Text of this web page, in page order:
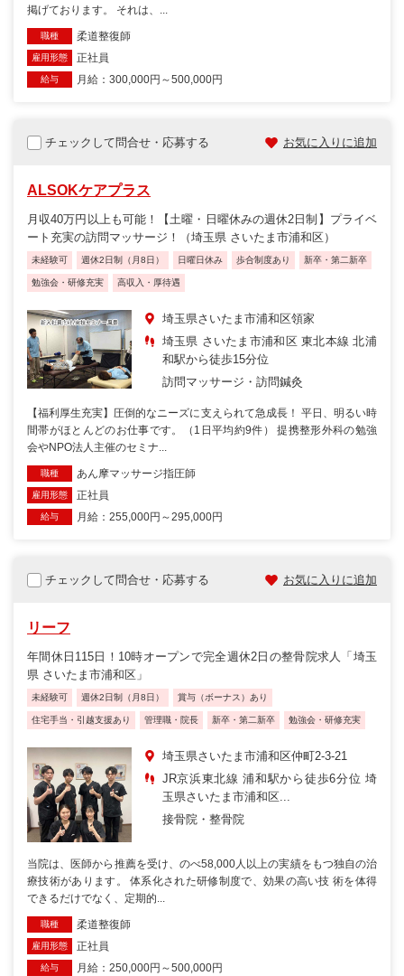
掲げております。 それは、...
職種 柔道整復師
雇用形態 正社員
給与 月給：300,000円～500,000円
チェックして問合せ・応募する お気に入りに追加
ALSOKケアプラス
月収40万円以上も可能！【土曜・日曜休みの週休2日制】プライベ
ート充実の訪問マッサージ！（埼玉県 さいたま市浦和区）
未経験可 週休2日制（月8日） 日曜日休み 歩合制度あり 新卒・第二新卒
勉強会・研修充実 高収入・厚待遇
埼玉県さいたま市浦和区領家
埼玉県 さいたま市浦和区 東北本線 北浦
和駅から徒歩15分位
訪問マッサージ・訪問鍼灸
【福利厚生充実】圧倒的なニーズに支えられて急成長！ 平日、明るい時
間帯がほとんどのお仕事です。（1日平均約9件） 提携整形外科の勉強
会やNPO法人主催のセミナ...
職種 あん摩マッサージ指圧師
雇用形態 正社員
給与 月給：255,000円～295,000円
チェックして問合せ・応募する お気に入りに追加
リーフ
年間休日115日！10時オープンで完全週休2日の整骨院求人「埼玉
県 さいたま市浦和区」
未経験可 週休2日制（月8日） 賞与（ボーナス）あり
住宅手当・引越支援あり 管理職・院長 新卒・第二新卒 勉強会・研修充実
埼玉県さいたま市浦和区仲町2-3-21
JR京浜東北線 浦和駅から徒歩6分位 埼
玉県さいたま市浦和区...
接骨院・整骨院
当院は、医師から推薦を受け、のべ58,000人以上の実績をもつ独自の治
療技術があります。 体系化された研修制度で、効果の高い技 術を体得
できるだけでなく、定期的...
職種 柔道整復師
雇用形態 正社員
給与 月給：250,000円～500,000円